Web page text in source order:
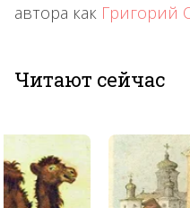
автора как Григорий
Читают сейчас